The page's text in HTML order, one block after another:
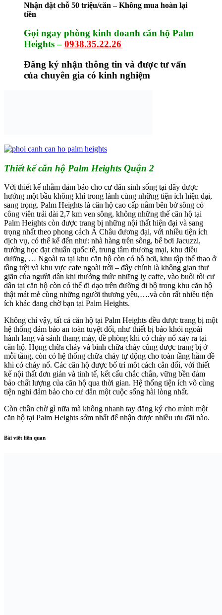
Nhận đặt chỗ 50 triệu/căn – Không mua hoàn lại
tiền
Gọi ngay phòng kinh doanh căn hộ Palm
Heights– 0938.35.22.26
Đăng ký nhận thông tin và được tư vấn
của chuyên gia có kinh nghiệm
Thiết kế căn hộ Palm Heights Quận 2
Với thiết kế nhằm đảm bảo cho cư dân sinh sống tại đây được
hưởng một bầu không khí trong lành cùng những tiện ích hiện đại,
sang trọng. Palm Heights là căn hộ cao cấp nằm bên bờ sông có
công viên trải dài 2,7 km ven sông, không những thế căn hộ tại
Palm Heights còn được trang bị những nội thất hiện đại và sang
trọng nhất theo phong cách Á Châu đương đại, với nhiều tiện ích
dịch vụ, có thể kể đến như: nhà hàng trên sông, bể bơi Jacuzzi,
trường học đạt chuẩn quốc tế, trung tâm thương mại, khu điều
dưỡng, … Ngoài ra tại khu căn hộ còn có hồ bơi, khu tập thể thao ở
tầng trệt và khu vực cafe ngoài trời – đây chính là không gian thư
giãn của người dân khi thưởng thức những ly caffe, vào buổi tối cư
dân tại căn hộ còn có thể đi dạo trên đường đi bộ trong khu căn hộ
thật mát mẻ cùng những người thương yêu,….và còn rất nhiều tiện
ích khác đang chờ bạn tại Palm Heights.
Không chỉ vậy, tất cả căn hộ tại Palm Heights đều được trang bị một
hệ thống đảm bảo an toàn tuyệt đối, như thiết bị báo khói ngoài
hành lang và sảnh thang máy, đề phòng khi có cháy nổ xảy ra tại
căn hộ. Họng chữa cháy và bình chữa cháy cũng được trang bị ở
mỗi tầng, còn có hệ thống chữa cháy tự động cho toàn tầng hầm đề
khi có cháy nổ. Các căn hộ được bố trí môt cách cân đối, với thiết
kế nội thất đơn giản và tinh tế, kết cấu chắc chắn, vững bền đảm
bảo chất lượng của căn hộ qua thời gian. Hệ thống tiện ích vô cùng
tiện nghi đảm bảo cho cư dân một cuộc sống hài lòng nhất.
Còn chần chờ gì nữa mà không nhanh tay đăng ký cho mình một
căn hộ tại Palm Heights sớm nhất để nhận được nhiều ưu đãi nào.
Bài viết liên quan